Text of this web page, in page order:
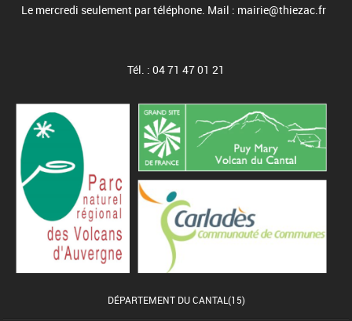
Le mercredi seulement par téléphone. Mail : mairie@thiezac.fr
Tél. : 04 71 47 01 21
DÉPARTEMENT DU CANTAL(15)